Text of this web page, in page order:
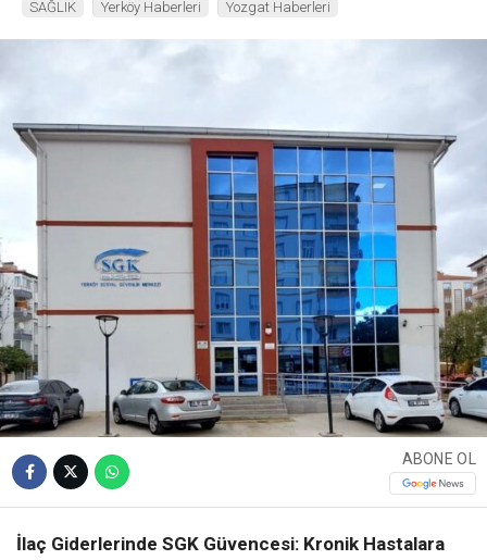
SAĞLIK Yerköy Haberleri Yozgat Haberleri
ABONE OL
İlaç Giderlerinde SGK Güvencesi: Kronik Hastalara